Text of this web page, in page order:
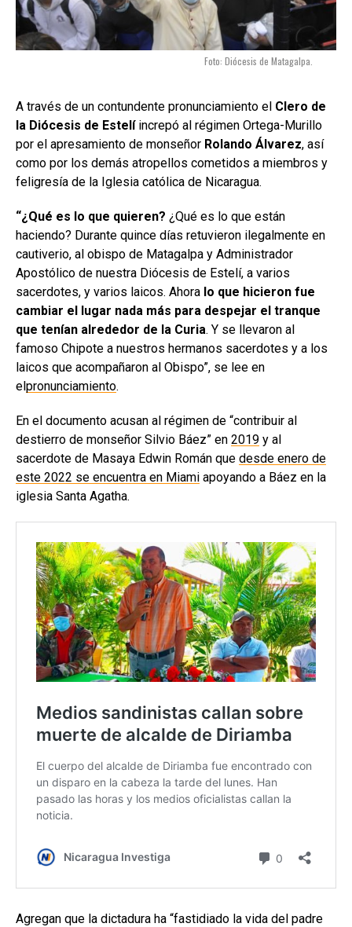
Foto: Diócesis de Matagalpa.
A través de un contundente pronunciamiento el Clero de
la Diócesis de Estelíincrepó al régimen Ortega-Murillo
por el apresamiento de monseñor Rolando Álvarez, así
como por los demás atropellos cometidos a miembros y
feligresía de la Iglesia católica de Nicaragua.
“¿Qué es lo que quieren? ¿Qué es lo que están
haciendo? Durante quince días retuvieron ilegalmente en
cautiverio, al obispo de Matagalpa y Administrador
Apostólico de nuestra Diócesis de Estelí, a varios
sacerdotes, y varios laicos. Ahora lo que hicieron fue
cambiar el lugar nada más para despejar el tranque
que tenían alrededor de la Curia. Y se llevaron al
famoso Chipote a nuestros hermanos sacerdotes y a los
laicos que acompañaron al Obispo”, se lee en
elpronunciamiento.
En el documento acusan al régimen de “contribuir al
destierro de monseñor Silvio Báez” en 2019 y al
sacerdote de Masaya Edwin Román que desde enero de
este 2022 se encuentra en Miami apoyando a Báez en la
iglesia Santa Agatha.
Agregan que la dictadura ha “fastidiado la vida del padre